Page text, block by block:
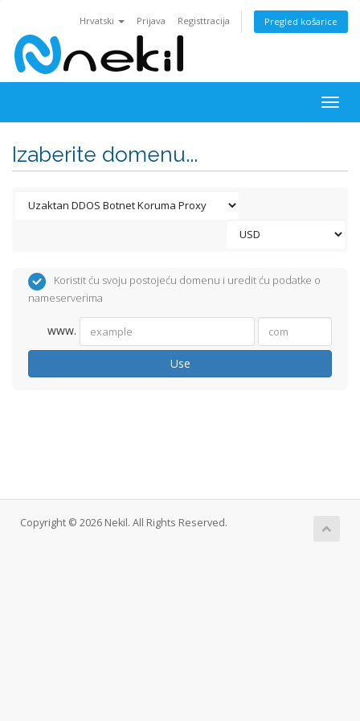
Hrvatski Prijava Registtracija Pregled košarice
Izaberite domenu...
Koristit ću svoju postojeću domenu i uredit ću podatke o
nameserverima
www.
Use
Copyright © 2026 Nekil. All Rights Reserved.